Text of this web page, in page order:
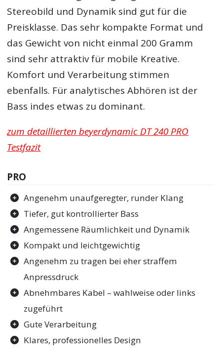
Stereobild und Dynamik sind gut für die
Preisklasse. Das sehr kompakte Format und
das Gewicht von nicht einmal 200 Gramm
sind sehr attraktiv für mobile Kreative.
Komfort und Verarbeitung stimmen
ebenfalls. Für analytisches Abhören ist der
Bass indes etwas zu dominant.
zum detaillierten beyerdynamic DT 240 PRO
Testfazit
PRO
Angenehm unaufgeregter, runder Klang
Tiefer, gut kontrollierter Bass
Angemessene Räumlichkeit und Dynamik
Kompakt und leichtgewichtig
Angenehm zu tragen bei eher straffem
Anpressdruck
Abnehmbares Kabel – wahlweise oder links
zugeführt
Gute Verarbeitung
Klares, professionelles Design